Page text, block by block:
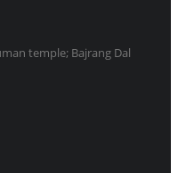
temple; Bajrang Dal